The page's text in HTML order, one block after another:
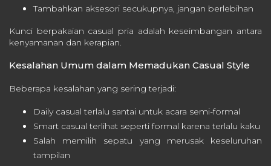
Tambahkan aksesori secukupnya, jangan berlebihan
Kunci berpakaian casual pria adalah keseimbangan antara
kenyamanan dan kerapian.
Kesalahan Umum dalam Memadukan Casual Style
Beberapa kesalahan yang sering terjadi:
Daily casual terlalu santai untuk acara semi-formal
Smart casual terlihat seperti formal karena terlalu kaku
Salah memilih sepatu yang merusak keseluruhan
tampilan